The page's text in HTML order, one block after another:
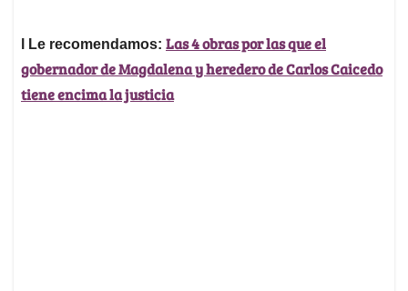
l Le recomendamos: Las 4 obras por las que el
gobernador de Magdalena y heredero de Carlos Caicedo
tiene encima la justicia